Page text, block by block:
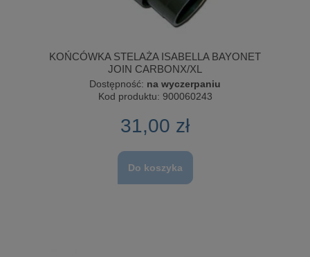
KOŃCÓWKA STELAŻA ISABELLA BAYONET
JOIN CARBONX/XL
Dostępność: na wyczerpaniu
Kod produktu: 900060243
31,00 zł
Do koszyka